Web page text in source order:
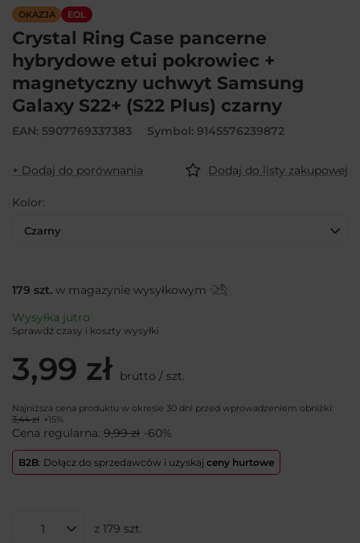
OKAZJA EOL
Crystal Ring Case pancerne
hybrydowe etui pokrowiec +
magnetyczny uchwyt Samsung
Galaxy S22+ (S22 Plus) czarny
EAN: 5907769337383 Symbol: 9145576239872
+ Dodaj do porównania Dodaj do listy zakupowej
Kolor
Czarny
179 szt. w magazynie wysyłkowym
Wysyłka jutro
Sprawdź czasy i koszty wysyłki
3,99 zł brutto / szt.
Najniższa cena produktu w okresie 30 dni przed wprowadzeniem obniżki:
3,44 zł +15%
Cena regularna: 9,99 zł -60%
B2B: Dołącz do sprzedawców i uzyskaj ceny hurtowe
z 179 szt.